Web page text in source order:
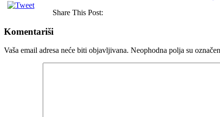
Share This Post:
Komentariši
Vaša email adresa neće biti objavljivana. Neophodna polja su